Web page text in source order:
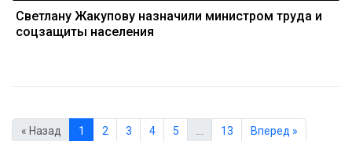
Светлану Жакупову назначили министром труда и
соцзащиты населения
« Назад 1 2 3 4 5 … 13 Вперед »